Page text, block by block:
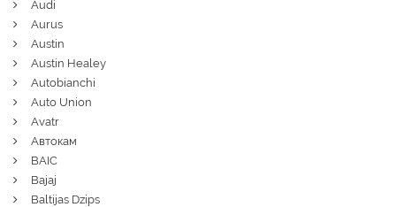
Audi
Aurus
Austin
Austin Healey
Autobianchi
Auto Union
Avatr
Автокам
BAIC
Bajaj
Baltijas Dzips